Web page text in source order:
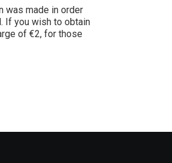
was made in order
If you wish to obtain
of €2, for those